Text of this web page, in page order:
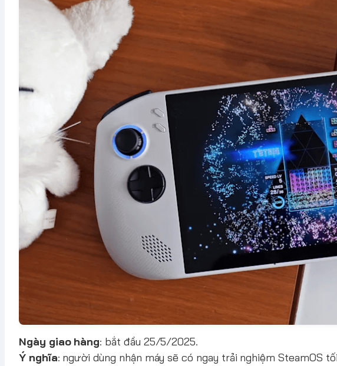
Ngày giao hàng: bắt đầu 25/5/2025.
Ý nghĩa: người dùng nhận máy sẽ có ngay trải nghiệm SteamOS